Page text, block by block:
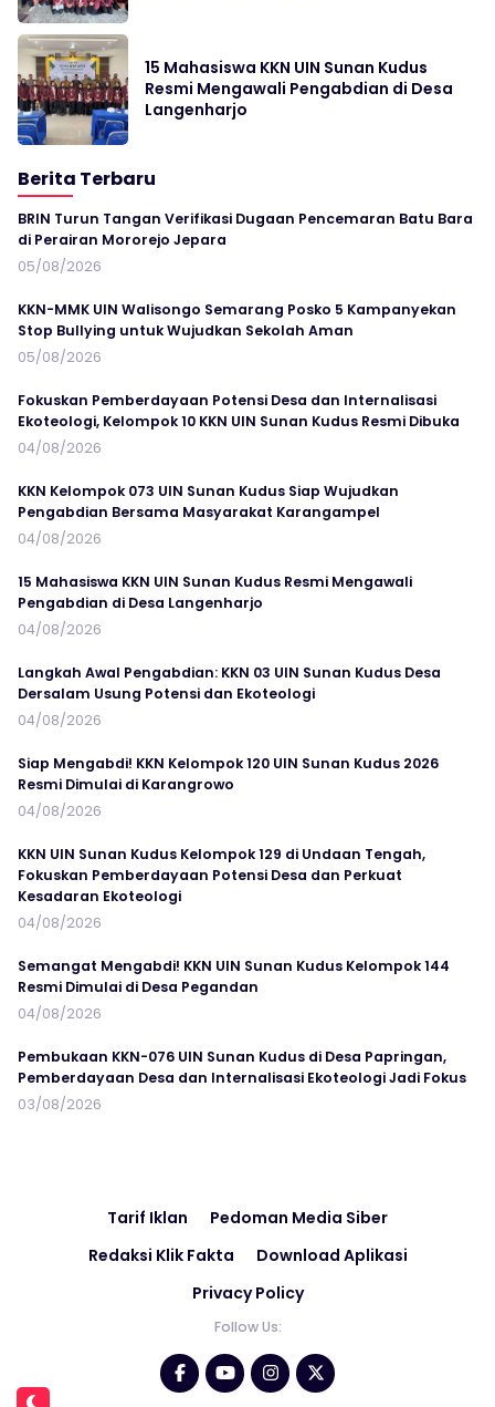
15 Mahasiswa KKN UIN Sunan Kudus
Resmi Mengawali Pengabdian di Desa
Langenharjo
Berita Terbaru
BRIN Turun Tangan Verifikasi Dugaan Pencemaran Batu Bara
di Perairan Mororejo Jepara
05/08/2026
KKN-MMK UIN Walisongo Semarang Posko 5 Kampanyekan
Stop Bullying untuk Wujudkan Sekolah Aman
05/08/2026
Fokuskan Pemberdayaan Potensi Desa dan Internalisasi
Ekoteologi, Kelompok 10 KKN UIN Sunan Kudus Resmi Dibuka
04/08/2026
KKN Kelompok 073 UIN Sunan Kudus Siap Wujudkan
Pengabdian Bersama Masyarakat Karangampel
04/08/2026
15 Mahasiswa KKN UIN Sunan Kudus Resmi Mengawali
Pengabdian di Desa Langenharjo
04/08/2026
Langkah Awal Pengabdian: KKN 03 UIN Sunan Kudus Desa
Dersalam Usung Potensi dan Ekoteologi
04/08/2026
Siap Mengabdi! KKN Kelompok 120 UIN Sunan Kudus 2026
Resmi Dimulai di Karangrowo
04/08/2026
KKN UIN Sunan Kudus Kelompok 129 di Undaan Tengah,
Fokuskan Pemberdayaan Potensi Desa dan Perkuat
Kesadaran Ekoteologi
04/08/2026
Semangat Mengabdi! KKN UIN Sunan Kudus Kelompok 144
Resmi Dimulai di Desa Pegandan
04/08/2026
Pembukaan KKN-076 UIN Sunan Kudus di Desa Papringan,
Pemberdayaan Desa dan Internalisasi Ekoteologi Jadi Fokus
03/08/2026
Tarif Iklan
Pedoman Media Siber
Redaksi Klik Fakta
Download Aplikasi
Privacy Policy
Follow Us: